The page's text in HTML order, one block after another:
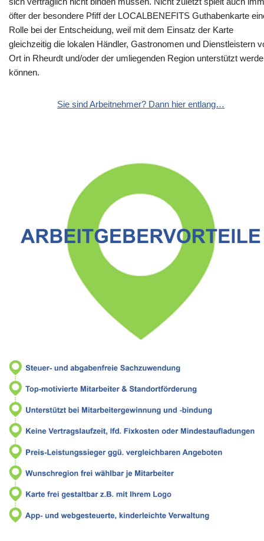
öfter der besondere Pfiff der LOCALBENEFITS Guthabenkarte
Rolle bei der Entscheidung, weil mit dem Einsatz der Karte
gleichzeitig die lokalen Händler, Gastronomen und Dienstleistern
Ort in Rheurdt und/oder der umliegenden Region unterstützt
können.
Sie sind Arbeitnehmer? Dann hier entlang…